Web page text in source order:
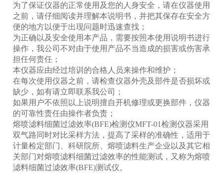
为了保证仪器的正常使用及您的人身安全，请在仪器使用
之前，请仔细阅读并理解本说明书，并把其保存在安全方
便的地方以便于出现问题时迅速查找；
为正确以及安全使用本产品，需要按照本使用说明书进行
操作，我公司不对由于使用产品不当造成的损害或伤害承
担任何责任；
本仪器应由经过培训的合格人员来操作和维护；
在每次使用仪器之前，请检查仪器外壳及部件是否损坏或
缺少，如有请立即联系我公司；
如果用户不依照以上说明擅自开机修理或更换部件，仪器
的可靠性责任由操作者负责；
熔喷滤料细菌过滤效率(BFE)检测仪MFT-01检测仪器采用
双气路同时对比采样方法，提高了采样的准确性，适用于
计量检定部门、科研院所、熔喷滤料生产企业以及其它相
关部门对熔喷滤料细菌过滤效率的性能测试，又称为熔喷
滤料细菌过滤效率(BFE)测试仪。